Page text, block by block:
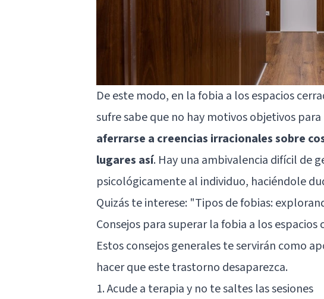
De este modo, en la fobia a los espacios
sufre sabe que no hay motivos objetivos
aferrarse a creencias irracionales sobre
lugares así. Hay una ambivalencia difícil de
psicológicamente al individuo, haciéndole
Quizás te interese: "Tipos de fobias:
Consejos para superar la fobia a los espacios
Estos consejos generales te servirán como
hacer que este trastorno desaparezca.
1. Acude a terapia y no te saltes las sesiones